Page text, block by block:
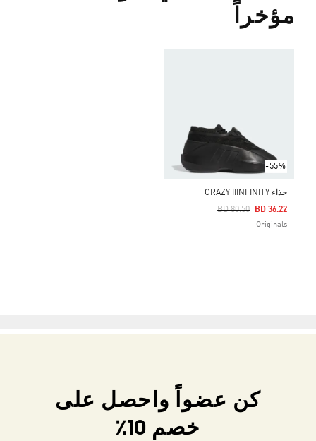
مؤخراً
-55%
حذاء CRAZY IIINFINITY
Price Reduced From
BD 80.50
To BD 36.22
Originals
كن عضواً واحصل على
خصم 10٪